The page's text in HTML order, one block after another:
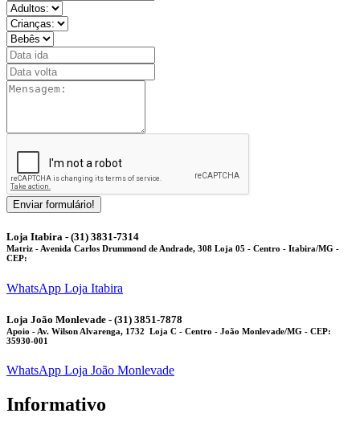
Enviar formulário!
Loja Itabira - (31) 3831-7314
Matriz - Avenida Carlos Drummond de Andrade, 308 Loja 05 - Centro - Itabira/MG -
CEP:
WhatsApp Loja Itabira
Loja João Monlevade - (31) 3851-7878
Apoio - Av. Wilson Alvarenga, 1732 Loja C - Centro - João Monlevade/MG - CEP:
35930-001
WhatsApp Loja João Monlevade
Informativo